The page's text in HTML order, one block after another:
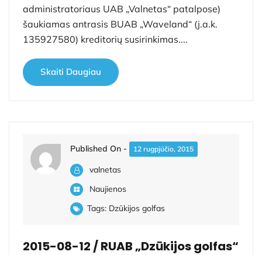
administratoriaus UAB „Valnetas“ patalpose)
šaukiamas antrasis BUAB „Waveland“ (j.a.k.
135927580) kreditorių susirinkimas....
Skaiti Daugiau
Published On - 12 rugpjūčio, 2015
valnetas
Naujienos
Tags: Dzūkijos golfas
2015-08-12 / RUAB „Dzūkijos golfas“